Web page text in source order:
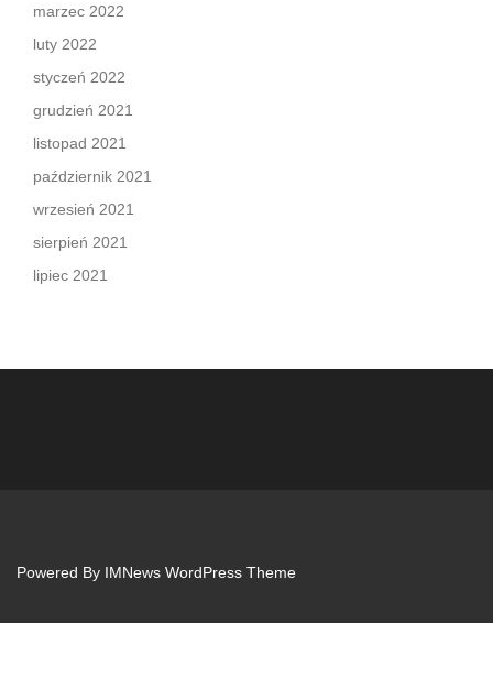
marzec 2022
luty 2022
styczeń 2022
grudzień 2021
listopad 2021
październik 2021
wrzesień 2021
sierpień 2021
lipiec 2021
Powered By IMNews WordPress Theme